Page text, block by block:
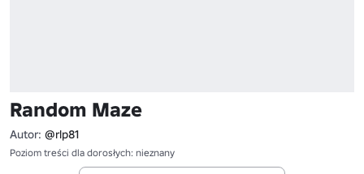
Random Maze
Autor: @rlp81
Poziom treści dla dorosłych: nieznany